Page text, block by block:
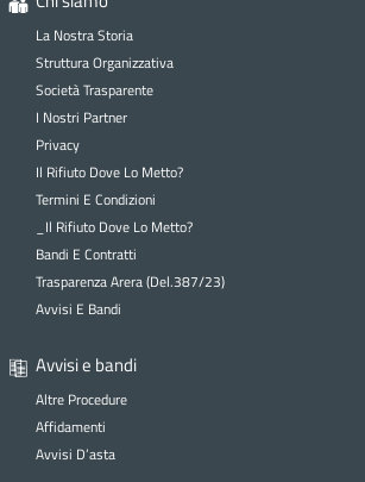
La Nostra Storia
Struttura Organizzativa
Società Trasparente
I Nostri Partner
Privacy
Il Rifiuto Dove Lo Metto?
Termini E Condizioni
_Il Rifiuto Dove Lo Metto?
Bandi E Contratti
Trasparenza Arera (Del.387/23)
Avvisi E Bandi
Avvisi e bandi
Altre Procedure
Affidamenti
Avvisi D’asta